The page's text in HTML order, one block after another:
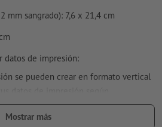
mm sangrado): 7,6 x 21,4 cm
datos de impresión:
se pueden crear en formato vertical
Mostrar más